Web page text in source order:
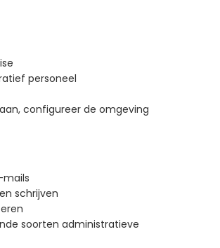
personeel
configureer de omgeving
schrijven
soorten administratieve